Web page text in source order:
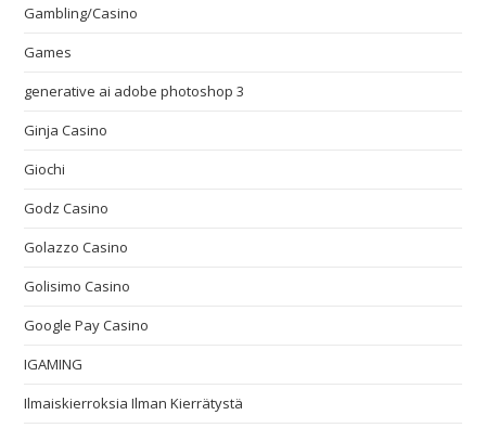
Gambling/Casino
Games
generative ai adobe photoshop 3
Ginja Casino
Giochi
Godz Casino
Golazzo Casino
Golisimo Casino
Google Pay Casino
IGAMING
Ilmaiskierroksia Ilman Kierrätystä